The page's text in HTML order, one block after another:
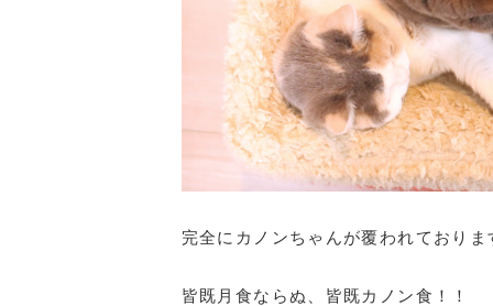
完全にカノンちゃんが覆われておりま
皆既月食ならぬ、皆既カノン食！！